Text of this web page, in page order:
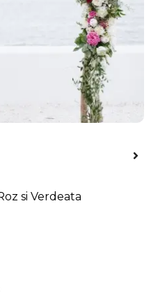
si Verdeata